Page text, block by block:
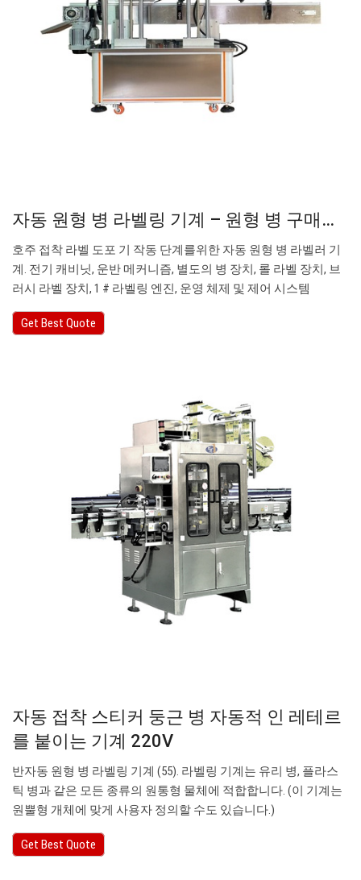
자동 원형 병 라벨링 기계 – 원형 병 구매…
호주 접착 라벨 도포 기 작동 단계를위한 자동 원형 병 라벨러 기
계. 전기 캐비닛, 운반 메커니즘, 별도의 병 장치, 롤 라벨 장치, 브
러시 라벨 장치, 1 # 라벨링 엔진, 운영 체제 및 제어 시스템
Get Best Quote
자동 접착 스티커 둥근 병 자동적 인 레테르
를 붙이는 기계 220V
반자동 원형 병 라벨링 기계 (55). 라벨링 기계는 유리 병, 플라스
틱 병과 같은 모든 종류의 원통형 물체에 적합합니다. (이 기계는
원뿔형 개체에 맞게 사용자 정의할 수도 있습니다.)
Get Best Quote